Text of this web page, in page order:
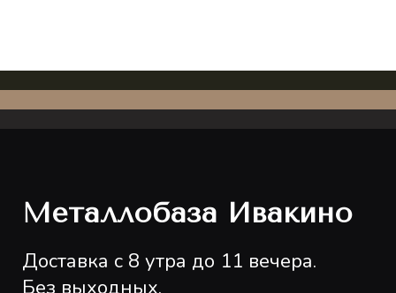
Металлобаза Ивакино
Доставка с 8 утра до 11 вечера.
Без выходных.